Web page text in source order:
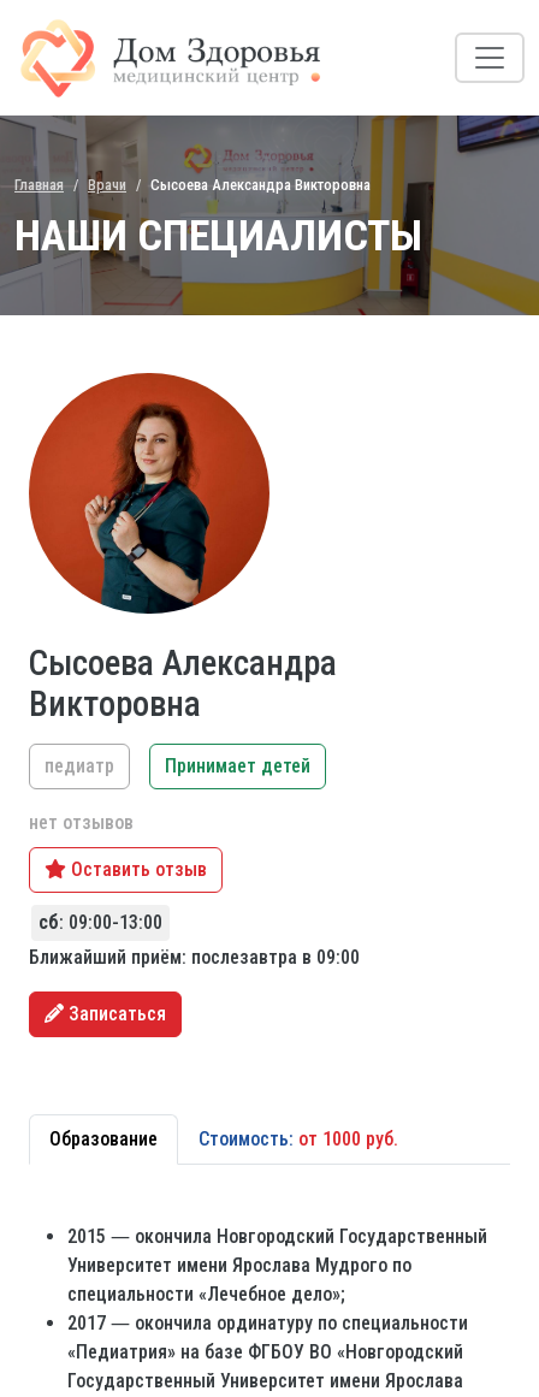
Главная Врачи Сысоева Александра Викторовна
НАШИ СПЕЦИАЛИСТЫ
Сысоева Александра
Викторовна
педиатр Принимает детей
нет отзывов
Оставить отзыв
сб: 09:00-13:00
Ближайший приём: послезавтра в 09:00
Записаться
Образование Стоимость: от 1000 руб.
2015 ― окончила Новгородский Государственный
Университет имени Ярослава Мудрого по
специальности «Лечебное дело»;
2017 ― окончила ординатуру по специальности
«Педиатрия» на базе ФГБОУ ВО «Новгородский
Государственный Университет имени Ярослава